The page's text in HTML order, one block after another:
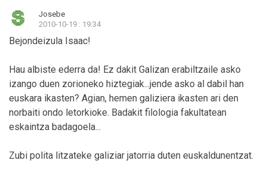
Josebe
2010-10-19 : 19:34
Bejondeizula Isaac!
Hau albiste ederra da! Ez dakit Galizan erabiltzaile asko
izango duen zorioneko hiztegiak...jende asko al dabil han
euskara ikasten? Agian, hemen galiziera ikasten ari den
norbaiti ondo letorkioke. Badakit filologia fakultatean
eskaintza badagoela...
Zubi polita litzateke galiziar jatorria duten euskaldunentzat.